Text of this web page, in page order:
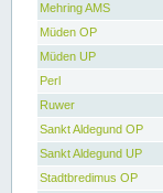
Mehring AMS
Müden OP
Müden UP
Perl
Ruwer
Sankt Aldegund OP
Sankt Aldegund UP
Stadtbredimus OP